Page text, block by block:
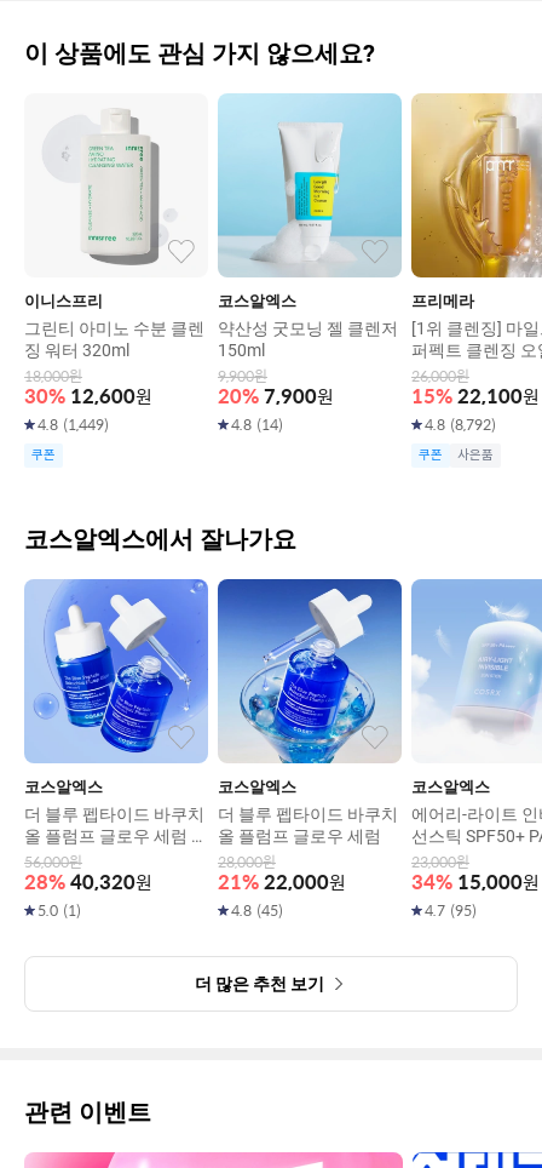
이 상품에도 관심 가지 않으세요?
이니스프리
그린티 아미노 수분 클렌
징 워터 320ml
18,000원
30% 12,600원
4.8 (1,449)
쿠폰
코스알엑스
약산성 굿모닝 젤 클렌저
150ml
9,900원
20% 7,900원
4.8 (14)
프리메라
[1위 클렌징] 마
퍼펙트 클렌징 오
200ml
26,000원
15% 22,100원
4.8 (8,792)
쿠폰 사은품
코스알엑스에서 잘나가요
코스알엑스
더 블루 펩타이드 바쿠치
올 플럼프 글로우 세럼 5
0ml, 2개
56,000원
28% 40,320원
5.0 (1)
코스알엑스
더 블루 펩타이드 바쿠치
올 플럼프 글로우 세럼
28,000원
21% 22,000원
4.8 (45)
코스알엑스
에어리-라이트
선스틱 SPF50+
19g
23,000원
34% 15,000원
4.7 (95)
더 많은 추천 보기
관련 이벤트